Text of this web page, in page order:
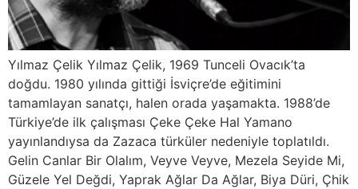
Yılmaz Çelik Yılmaz Çelik, 1969 Tunceli Ovacık’ta
doğdu. 1980 yılında gittiği İsviçre’de eğitimini
tamamlayan sanatçı, halen orada yaşamakta. 1988’de
Türkiye’de ilk çalışması Çeke Çeke Hal Yamano
yayınlandıysa da Zazaca türküler nedeniyle toplatıldı.
Gelin Canlar Bir Olalım, Veyve Veyve, Mezela Seyide Mi,
Güzele Yel Değdi, Yaprak Ağlar Da Ağlar, Biya Düri, Çhik